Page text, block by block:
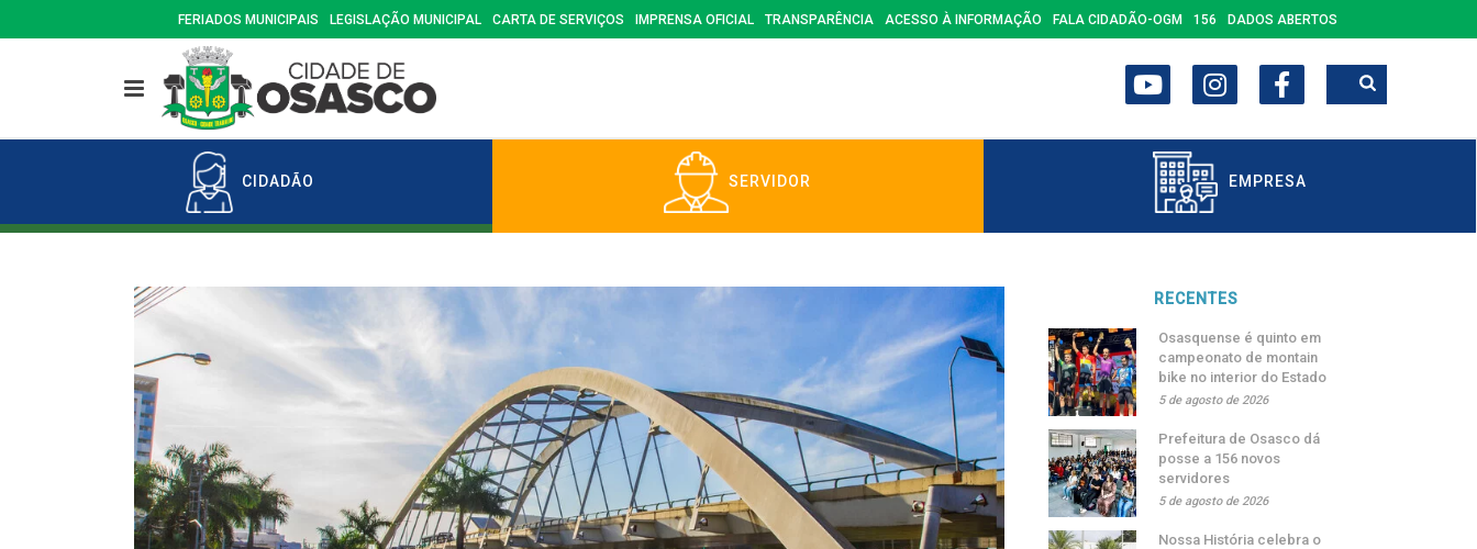
FERIADOS MUNICIPAIS LEGISLAÇÃO MUNICIPAL CARTA DE SERVIÇOS IMPRENSA OFICIAL TRANSPARÊNCIA ACESSO À INFORMAÇÃO FALA CIDADÃO-OGM 156 DADOS ABERTOS
CIDADÃO SERVIDOR EMPRESA
RECENTES
Osasquense é quinto em
campeonato de montain
bike no interior do Estado
5 de agosto de 2026
Prefeitura de Osasco dá
posse a 156 novos
servidores
5 de agosto de 2026
Nossa História celebra o